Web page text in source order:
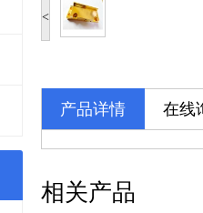
<
产品详情 在线
相关产品